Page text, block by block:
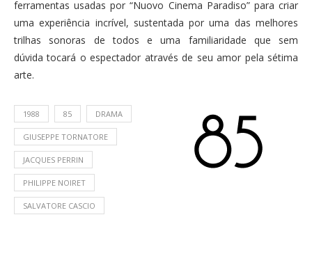
ferramentas usadas por “Nuovo Cinema Paradiso” para criar
uma experiência incrível, sustentada por uma das melhores
trilhas sonoras de todos e uma familiaridade que sem
dúvida tocará o espectador através de seu amor pela sétima
arte.
1988 85 DRAMA
GIUSEPPE TORNATORE
JACQUES PERRIN
PHILIPPE NOIRET
SALVATORE CASCIO